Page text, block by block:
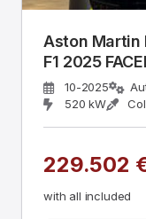
Aston Martin
F1 2025
10-2025
520 kW
229.502
with all included